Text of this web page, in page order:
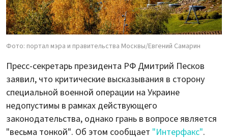
Фото: портал мэра и правительства Москвы/Евгений Самарин
Пресс-секретарь президента РФ Дмитрий Песков
заявил, что критические высказывания в сторону
специальной военной операции на Украине
недопустимы в рамках действующего
законодательства, однако грань в вопросе является
"весьма тонкой". Об этом сообщает "Интерфакс".